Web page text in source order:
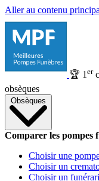
Aller au contenu
🏆 1 er
obsèques
Obsèques
Comparer les pompes
Choisir une
Choisir un
Choisir un